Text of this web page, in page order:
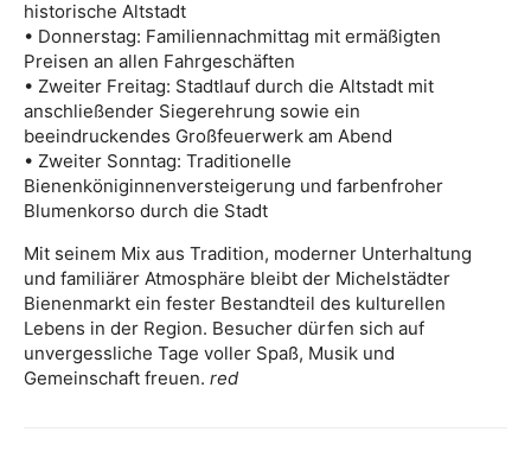
historische Altstadt
• Donnerstag: Familiennachmittag mit ermäßigten
Preisen an allen Fahrgeschäften
• Zweiter Freitag: Stadtlauf durch die Altstadt mit
anschließender Siegerehrung sowie ein
beeindruckendes Großfeuerwerk am Abend
• Zweiter Sonntag: Traditionelle
Bienenköniginnenversteigerung und farbenfroher
Blumenkorso durch die Stadt
Mit seinem Mix aus Tradition, moderner Unterhaltung
und familiärer Atmosphäre bleibt der Michelstädter
Bienenmarkt ein fester Bestandteil des kulturellen
Lebens in der Region. Besucher dürfen sich auf
unvergessliche Tage voller Spaß, Musik und
Gemeinschaft freuen. red